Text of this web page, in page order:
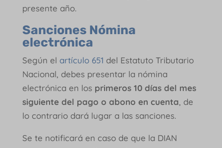
presente año.
Sanciones Nómina
electrónica
Según el artículo 651 del Estatuto Tributario
Nacional, debes presentar la nómina
electrónica en losprimeros 10 días del mes
siguiente del pago o abono en cuenta, de
lo contrario dará lugar a las sanciones.
Se te notificará en caso de que la DIAN